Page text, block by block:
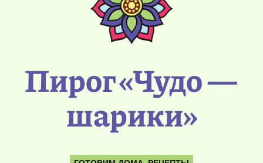
Пирог «Чудо —
шарики»